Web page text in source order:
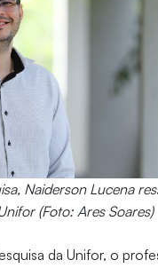
Naiderson Lucena
(Foto: Ares Soares)
da Unifor, o